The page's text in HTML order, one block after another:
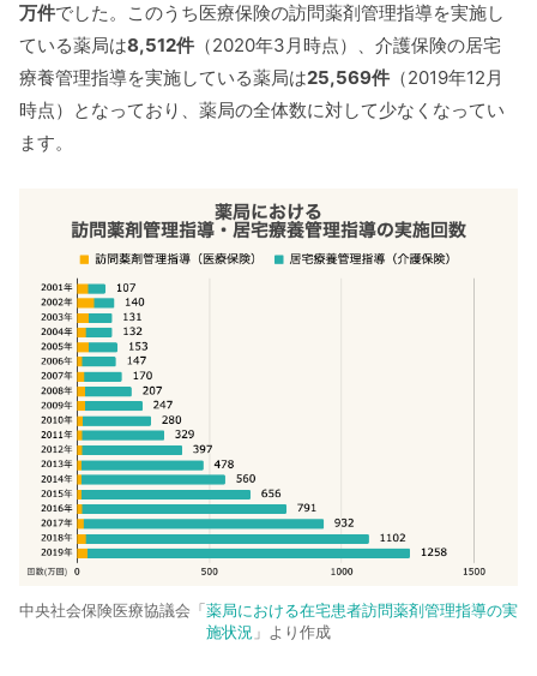
万件でした。このうち医療保険の訪問薬剤管理指導を実施し
ている薬局は8,512件 （2020年3月時点）、介護保険の居宅
療養管理指導を実施している薬局は25,569件 （2019年12月
時点）となっており、薬局の全体数に対して少なくなってい
ます。
中央社会保険医療協議会「薬局における在宅患者訪問薬剤管理指導の実
施状況 」より作成